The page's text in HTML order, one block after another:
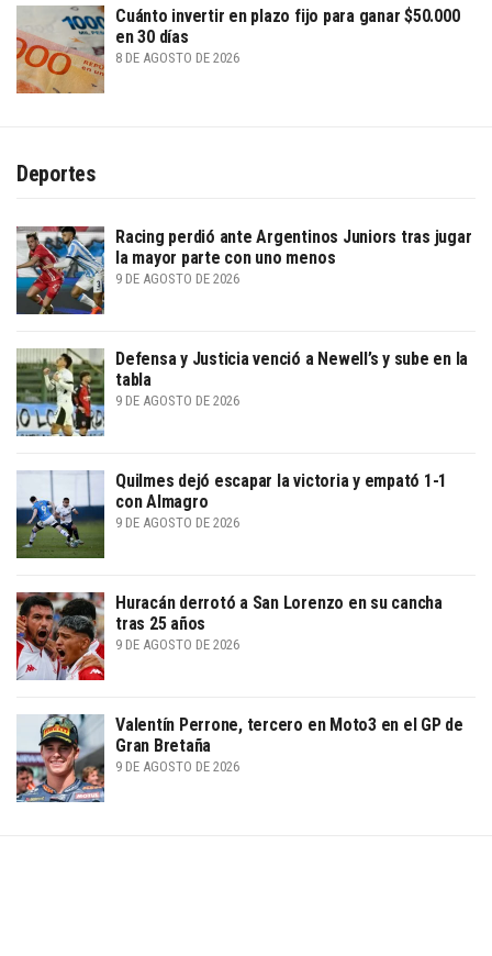
Cuánto invertir en plazo fijo para ganar $50.000
en 30 días
8 DE AGOSTO DE 2026
Deportes
Racing perdió ante Argentinos Juniors tras jugar
la mayor parte con uno menos
9 DE AGOSTO DE 2026
Defensa y Justicia venció a Newell’s y sube en la
tabla
9 DE AGOSTO DE 2026
Quilmes dejó escapar la victoria y empató 1-1
con Almagro
9 DE AGOSTO DE 2026
Huracán derrotó a San Lorenzo en su cancha
tras 25 años
9 DE AGOSTO DE 2026
Valentín Perrone, tercero en Moto3 en el GP de
Gran Bretaña
9 DE AGOSTO DE 2026